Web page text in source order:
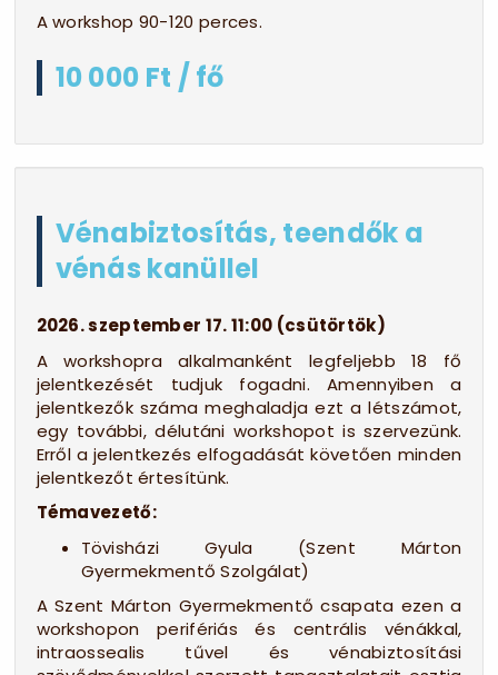
A workshop 90-120 perces.
10 000 Ft / fő
Vénabiztosítás, teendők a
vénás kanüllel
2026. szeptember 17. 11:00 (csütörtök)
A workshopra alkalmanként legfeljebb 18 fő
jelentkezését tudjuk fogadni. Amennyiben a
jelentkezők száma meghaladja ezt a létszámot,
egy további, délutáni workshopot is szervezünk.
Erről a jelentkezés elfogadását követően minden
jelentkezőt értesítünk.
Témavezető:
Tövisházi Gyula (Szent Márton
Gyermekmentő Szolgálat)
A Szent Márton Gyermekmentő csapata ezen a
workshopon perifériás és centrális vénákkal,
intraossealis tűvel és vénabiztosítási